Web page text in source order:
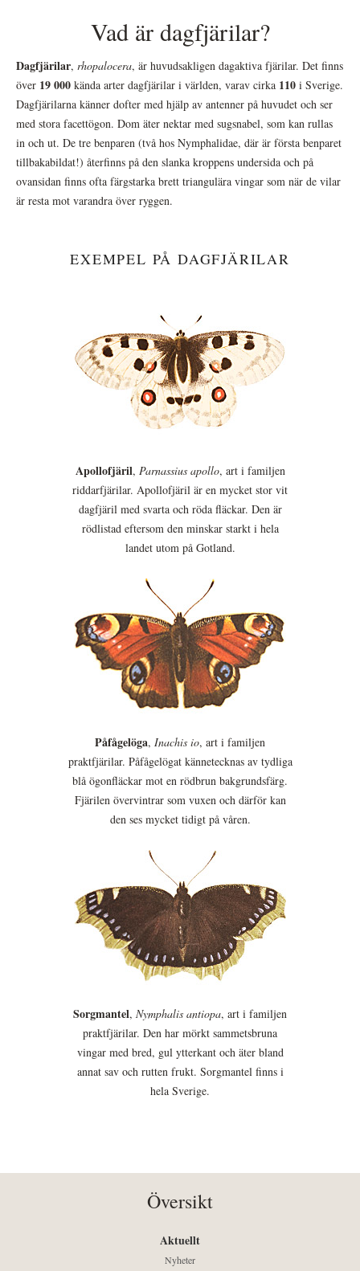
Vad är dagfjärilar?
Dagfjärilar, rhopalocera, är huvudsakligen dagaktiva fjärilar. Det finns
över 19 000 kända arter dagfjärilar i världen, varav cirka 110 i Sverige.
Dagfjärilarna känner dofter med hjälp av antenner på huvudet och ser
med stora facettögon. Dom äter nektar med sugsnabel, som kan rullas
in och ut. De tre benparen (två hos Nymphalidae, där är första benparet
tillbakabildat!) återfinns på den slanka kroppens undersida och på
ovansidan finns ofta färgstarka brett triangulära vingar som när de vilar
är resta mot varandra över ryggen.
EXEMPEL PÅ DAGFJÄRILAR
Apollofjäril, Parnassius apollo, art i familjen
riddarfjärilar. Apollofjäril är en mycket stor vit
dagfjäril med svarta och röda fläckar. Den är
rödlistad eftersom den minskar starkt i hela
landet utom på Gotland.
Påfågelöga, Inachis io, art i familjen
praktfjärilar. Påfågelögat kännetecknas av tydliga
blå ögonfläckar mot en rödbrun bakgrundsfärg.
Fjärilen övervintrar som vuxen och därför kan
den ses mycket tidigt på våren.
Sorgmantel, Nymphalis antiopa, art i familjen
praktfjärilar. Den har mörkt sammetsbruna
vingar med bred, gul ytterkant och äter bland
annat sav och rutten frukt. Sorgmantel finns i
hela Sverige.
Översikt
Aktuellt
Nyheter